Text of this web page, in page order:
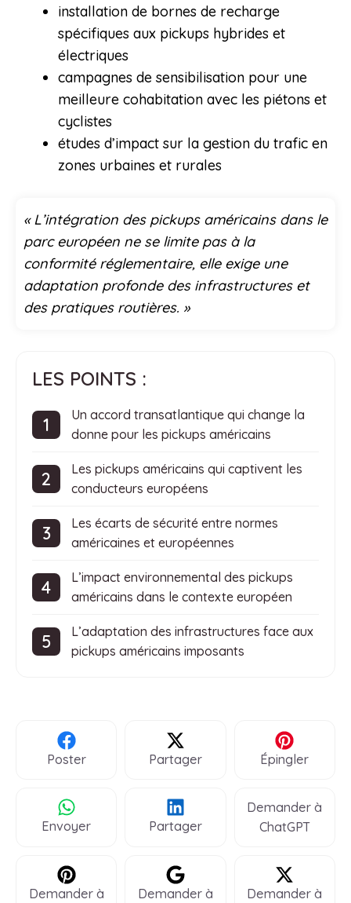
installation de bornes de recharge
spécifiques aux pickups hybrides et
électriques
campagnes de sensibilisation pour une
meilleure cohabitation avec les piétons et
cyclistes
études d’impact sur la gestion du trafic en
zones urbaines et rurales
« L’intégration des pickups américains dans le
parc européen ne se limite pas à la
conformité réglementaire, elle exige une
adaptation profonde des infrastructures et
des pratiques routières. »
LES POINTS :
Un accord transatlantique qui change la
donne pour les pickups américains
Les pickups américains qui captivent les
conducteurs européens
Les écarts de sécurité entre normes
américaines et européennes
L’impact environnemental des pickups
américains dans le contexte européen
L’adaptation des infrastructures face aux
pickups américains imposants
Poster Partager Épingler
Envoyer Partager
Demander à
ChatGPT
Demander à
Demander à
Demander à